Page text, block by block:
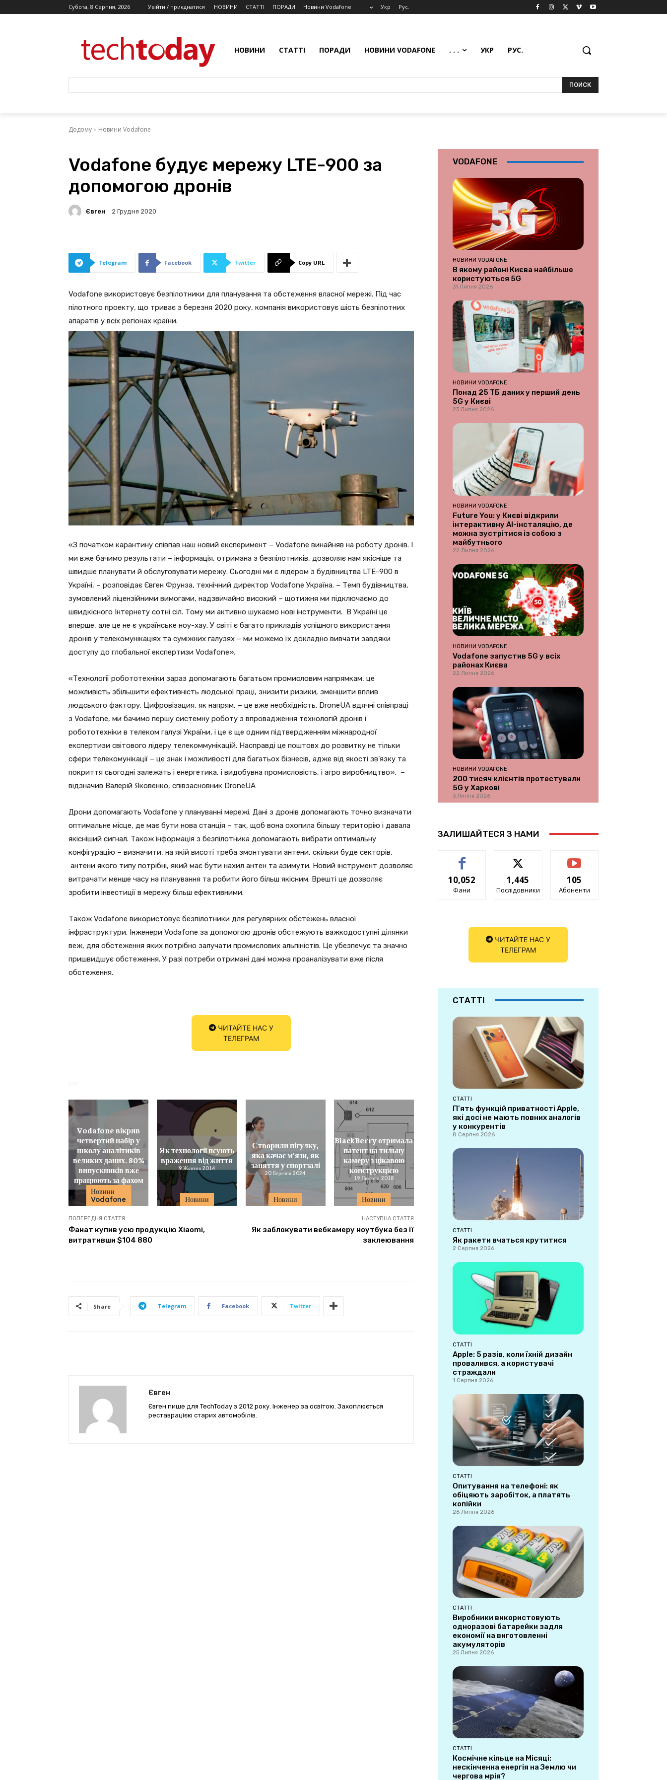
Субота, 8 Серпня, 2026 Увійти / приєднатися НОВИНИ СТАТТІ ПОРАДИ Новини Vodafone . . . Укр Рус.
НОВИНИ СТАТТІ ПОРАДИ НОВИНИ VODAFONE . . . УКР РУС.
ПОИСК
Додому Новини Vodafone
Vodafone будує мережу LTE-900 за
допомогою дронів
Євген 2 Грудня 2020
Telegram Facebook Twitter Copy URL
Vodafone використовує безпілотники для планування та обстеження власної мережі. Під час
пілотного проекту, що триває з березня 2020 року, компанія використовує шість безпілотних
апаратів у всіх регіонах країни.
«З початком карантину співпав наш новий експеримент – Vodafone винайняв на роботу дронів. І
ми вже бачимо результати – інформація, отримана з безпілотників, дозволяє нам якісніше та
швидше планувати й обслуговувати мережу. Сьогодні ми є лідером з будівництва LTE-900 в
Україні, – розповідає Євген Фрунза, технічний директор Vodafone Україна. – Темп будівництва,
зумовлений ліцензійними вимогами, надзвичайно високий – щотижня ми підключаємо до
швидкісного Інтернету сотні сіл. Тому ми активно шукаємо нові інструменти. В Україні це
вперше, але це не є українське ноу-хау. У світі є багато прикладів успішного використання
дронів у телекомунікаціях та суміжних галузях – ми можемо їх докладно вивчати завдяки
доступу до глобальної експертизи Vodafone».
«Технології робототехніки зараз допомагають багатьом промисловим напрямкам, це
можливість збільшити ефективність людської праці, знизити ризики, зменшити вплив
людського фактору. Цифровізация, як напрям, – це вже необхідність. DroneUA вдячні співпраці
з Vodafone, ми бачимо першу системну роботу з впровадження технологій дронів і
робототехніки в телеком галузі України, і це є ще одним підтвердженням міжнародної
експертизи світового лідеру телекоммунікацій. Насправді це поштовх до розвитку не тільки
сфери телекомунікації – це знак і можливості для багатьох бізнесів, адже від якості зв’язку та
покриття сьогодні залежать і енергетика, і видобувна промисловість, і агро виробництво», –
відзначив Валерій Яковенко, співзасновник DroneUA
Дрони допомагають Vodafone у плануванні мережі. Дані з дронів допомагають точно визначати
оптимальне місце, де має бути нова станція – так, щоб вона охопила більшу територію і давала
якісніший сигнал. Також інформація з безпілотника допомагають вибрати оптимальну
конфігурацію – визначити, на якій висоті треба змонтувати антени, скільки буде секторів,
антени якого типу потрібні, який має бути нахил антен та азимути. Новий інструмент дозволяє
витрачати менше часу на планування та робити його більш якісним. Врешті це дозволяє
зробити інвестиції в мережу більш ефективними.
Також Vodafone використовує безпілотники для регулярних обстежень власної
інфраструктури. Інженери Vodafone за допомогою дронів обстежують важкодоступні ділянки
веж, для обстеження яких потрібно залучати промислових альпіністів. Це убезпечує та значно
пришвидшує обстеження. У разі потреби отримані дані можна проаналізувати вже після
обстеження.
ЧИТАЙТЕ НАС У
ТЕЛЕГРАМ
Новини
Vodafone
Vodafone вікрив
четвертий набір у
школу аналітиків
великих даних. 80%
випускників вже
працюють за фахом
19 Жовтня 2022
Новини
Як технології псують
враження від життя
9 Жовтня 2014
Новини
Створили пігулку,
яка качає м’язи, як
заняття у спортзалі
20 Березня 2024
Новини
BlackBerry отримала
патент на тильну
камеру з цікавою
конструкцією
19 Лютого 2018
ПОПЕРЕДНЯ СТАТТЯ
Фанат купив усю продукцію Xiaomi,
витративши $104 880
НАСТУПНА СТАТТЯ
Як заблокувати вебкамеру ноутбука без її
заклеювання
Share Telegram Facebook Twitter
Євген
Євген пише для TechToday з 2012 року. Інженер за освітою. Захоплюється
реставрацією старих автомобілів.
VODAFONE
НОВИНИ VODAFONE
В якому районі Києва найбільше
користуються 5G
31 Липня 2026
НОВИНИ VODAFONE
Понад 25 ТБ даних у перший день
5G у Києві
23 Липня 2026
НОВИНИ VODAFONE
Future You: у Києві відкрили
інтерактивну AI-інсталяцію, де
можна зустрітися із собою з
майбутнього
22 Липня 2026
НОВИНИ VODAFONE
Vodafone запустив 5G у всіх
районах Києва
22 Липня 2026
НОВИНИ VODAFONE
200 тисяч клієнтів протестували
5G у Харкові
3 Липня 2026
ЗАЛИШАЙТЕСЯ З НАМИ
10,052
Фани
1,445
Послідовники
105
Абоненти
ЧИТАЙТЕ НАС У
ТЕЛЕГРАМ
СТАТТІ
СТАТТІ
П’ять функцій приватності Apple,
які досі не мають повних аналогів
у конкурентів
8 Серпня 2026
СТАТТІ
Як ракети вчаться крутитися
2 Серпня 2026
СТАТТІ
Apple: 5 разів, коли їхній дизайн
провалився, а користувачі
страждали
1 Серпня 2026
СТАТТІ
Опитування на телефоні: як
обіцяють заробіток, а платять
копійки
26 Липня 2026
СТАТТІ
Виробники використовують
одноразові батарейки задля
економії на виготовленні
акумуляторів
25 Липня 2026
СТАТТІ
Космічне кільце на Місяці:
нескінченна енергія на Землю чи
чергова мрія?